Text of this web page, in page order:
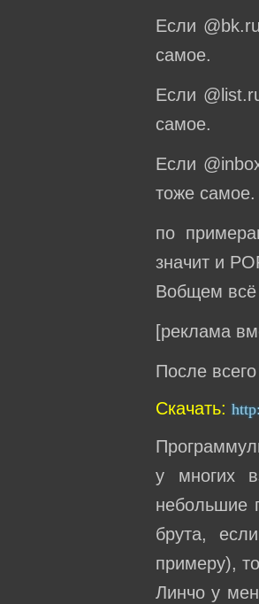
Если
самое.
Если
самое.
Если
тоже самое.
по
значит и
Вобщем всё
[реклама
После
Скачать:
у многих
небольшие
брута,
примеру),
Линчо у